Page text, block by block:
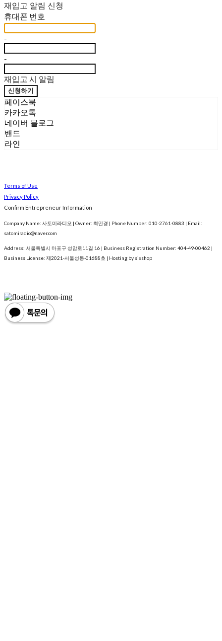
재입고 알림 신청
휴대폰 번호
-
-
재입고 시 알림
신청하기
페이스북
카카오톡
네이버 블로그
밴드
라인
Terms of Use
Privacy Policy
Confirm Entrepreneur Information
Company Name: 사토미라디오 | Owner: 최민경 | Phone Number: 010-2761-0883 | Email:
satomiradio@naver.com
Address: 서울특별시 마포구 성암로11길 16 | Business Registration Number: 404-49-00462 |
Business License: 제2021-서울성동-01688호 | Hosting by sixshop